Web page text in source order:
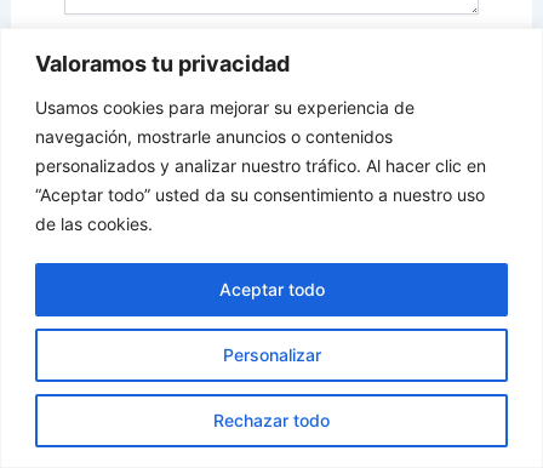
Valoramos tu privacidad
Usamos cookies para mejorar su experiencia de
navegación, mostrarle anuncios o contenidos
personalizados y analizar nuestro tráfico. Al hacer clic en
“Aceptar todo” usted da su consentimiento a nuestro uso
de las cookies.
Personalizar
Rechazar todo
Aceptar todo
Nombre*
Correo
electrónico*
Web
Guarda mi nombre, correo electrónico y web en
este navegador para la próxima vez que comente.